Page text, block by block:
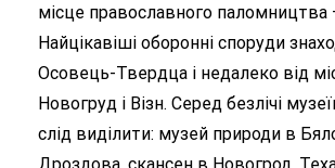
місце православного паломництва
Найцікавіші оборонні споруди
Осовець-Твердца і недалеко від
Новогруд і Візн. Серед безлічі
слід виділити: музей природи в